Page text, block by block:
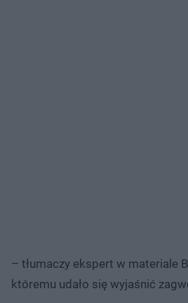
– tłumaczy ekspert w materiale
któremu udało się wyjaśnić